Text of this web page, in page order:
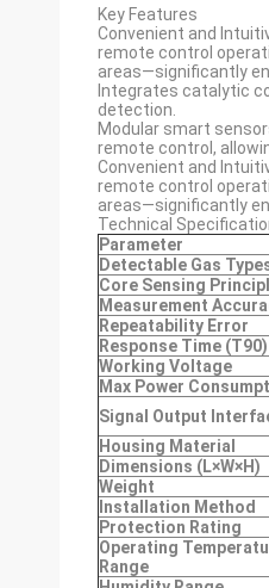
Key Features
Convenient and
remote control
areas—significantly
Integrates catalytic
detection.
Modular smart
remote control,
Convenient and
remote control
areas—significantly
Technical
Parameter
Detectable Gas
Core Sensing
Measurement
Repeatability Error
Response Time (T90)
Working Voltage
Max Power
Signal Output
Housing Material
Dimensions (L×W×H)
Weight
Installation Method
Protection Rating
Operating
Range